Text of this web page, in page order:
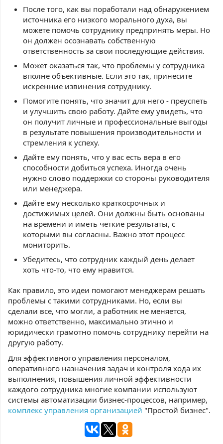
После того, как вы поработали над обнаружением
источника его низкого морального духа, вы
можете помочь сотруднику предпринять меры. Но
он должен осознавать собственную
ответственность за свои последующие действия.
Может оказаться так, что проблемы у сотрудника
вполне объективные. Если это так, принесите
искренние извинения сотруднику.
Помогите понять, что значит для него - преуспеть
и улучшить свою работу. Дайте ему увидеть, что
он получит личные и профессиональные выгоды
в результате повышения производительности и
стремления к успеху.
Дайте ему понять, что у вас есть вера в его
способности добиться успеха. Иногда очень
нужно слово поддержки со стороны руководителя
или менеджера.
Дайте ему несколько краткосрочных и
достижимых целей. Они должны быть основаны
на времени и иметь четкие результаты, с
которыми вы согласны. Важно этот процесс
мониторить.
Убедитесь, что сотрудник каждый день делает
хоть что-то, что ему нравится.
Как правило, это идеи помогают менеджерам решать
проблемы с такими сотрудниками. Но, если вы
сделали все, что могли, а работник не меняется,
можно ответственно, максимально этично и
юридически грамотно помочь сотруднику перейти на
другую работу.
Для эффективного управления персоналом,
оперативного назначения задач и контроля хода их
выполнения, повышения личной эффективности
каждого сотрудника многие компании используют
системы автоматизации бизнес-процессов, например,
комплекс управления организацией "Простой бизнес".